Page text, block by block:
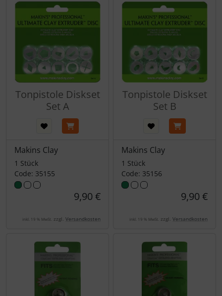
Tonpistole Diskset
Set A
Makins Clay
1 Stück
Code: 35155
9,90 €
inkl. 19 % MwSt. zzgl. Versandkosten
Tonpistole Diskset
Set B
Makins Clay
1 Stück
Code: 35156
9,90 €
inkl. 19 % MwSt. zzgl. Versandkosten